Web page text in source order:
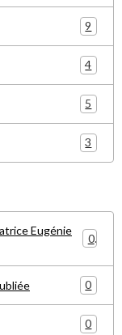
9
4
5
3
Eugénie
0
0
0